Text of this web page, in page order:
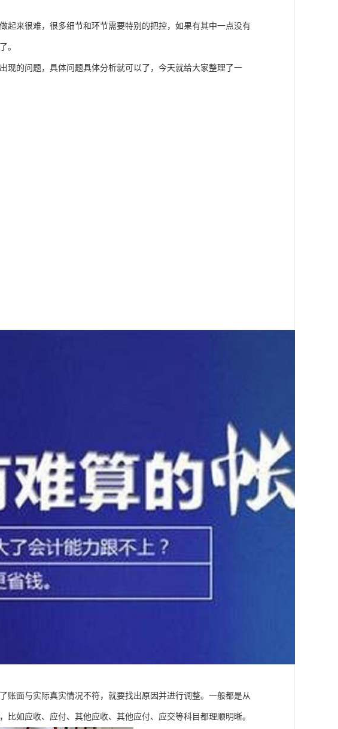
起来很难，很多细节和环节需要特别的把控，如果有其中一点没有
。
现的问题，具体问题具体分析就可以了，今天就给大家整理了一
账面与实际真实情况不符，就要找出原因并进行调整。一般都是从
如应收、应付、其他应收、其他应付、应交等科目都理顺明晰。